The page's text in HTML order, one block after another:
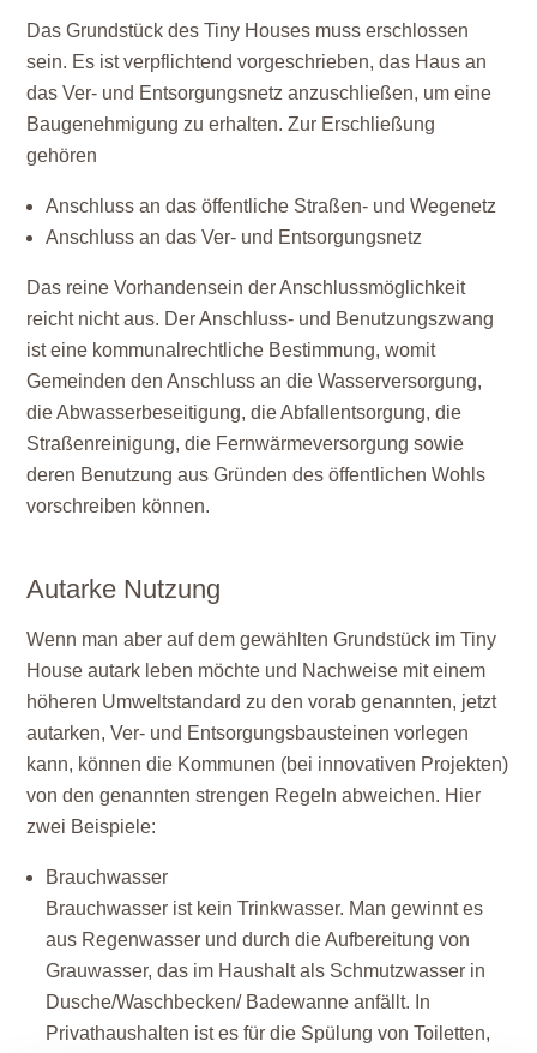
Das Grundstück des Tiny Houses muss erschlossen
sein. Es ist verpflichtend vorgeschrieben, das Haus an
das Ver- und Entsorgungsnetz anzuschließen, um eine
Baugenehmigung zu erhalten. Zur Erschließung
gehören
Anschluss an das öffentliche Straßen- und Wegenetz
Anschluss an das Ver- und Entsorgungsnetz
Das reine Vorhandensein der Anschlussmöglichkeit
reicht nicht aus. Der Anschluss- und Benutzungszwang
ist eine kommunalrechtliche Bestimmung, womit
Gemeinden den Anschluss an die Wasserversorgung,
die Abwasserbeseitigung, die Abfallentsorgung, die
Straßenreinigung, die Fernwärmeversorgung sowie
deren Benutzung aus Gründen des öffentlichen Wohls
vorschreiben können.
Autarke Nutzung
Wenn man aber auf dem gewählten Grundstück im Tiny
House autark leben möchte und Nachweise mit einem
höheren Umweltstandard zu den vorab genannten, jetzt
autarken, Ver- und Entsorgungsbausteinen vorlegen
kann, können die Kommunen (bei innovativen Projekten)
von den genannten strengen Regeln abweichen. Hier
zwei Beispiele:
Brauchwasser
Brauchwasser ist kein Trinkwasser. Man gewinnt es
aus Regenwasser und durch die Aufbereitung von
Grauwasser, das im Haushalt als Schmutzwasser in
Dusche/Waschbecken/ Badewanne anfällt. In
Privathaushalten ist es für die Spülung von Toiletten,